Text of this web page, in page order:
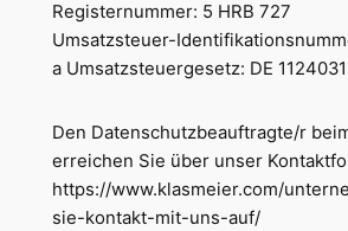
Registernummer: 5 HRB 727
Umsatzsteuer-
a Umsatzsteuergesetz: DE
Den Datenschutzbeauftragte/r
erreichen Sie über unser
https://www.klasmeier.com/
sie-kontakt-mit-uns-auf/